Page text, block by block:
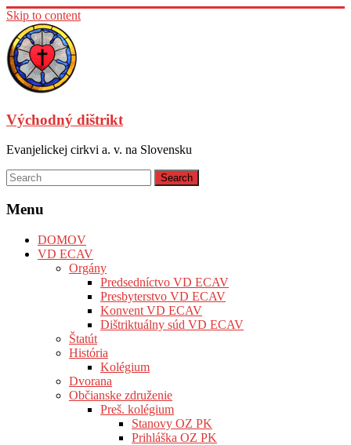
Skip to content
Východný dištrikt
Evanjelickej cirkvi a. v. na Slovensku
Menu
DOMOV
VD ECAV
Orgány
Predsedníctvo VD ECAV
Presbyterstvo VD ECAV
Konvent VD ECAV
Dištriktuálny súd VD ECAV
Štatút
História
Kolégium
Dvorana
Občianske združenie
Preš. kolégium
Stanovy OZ PK
Prihláška OZ PK